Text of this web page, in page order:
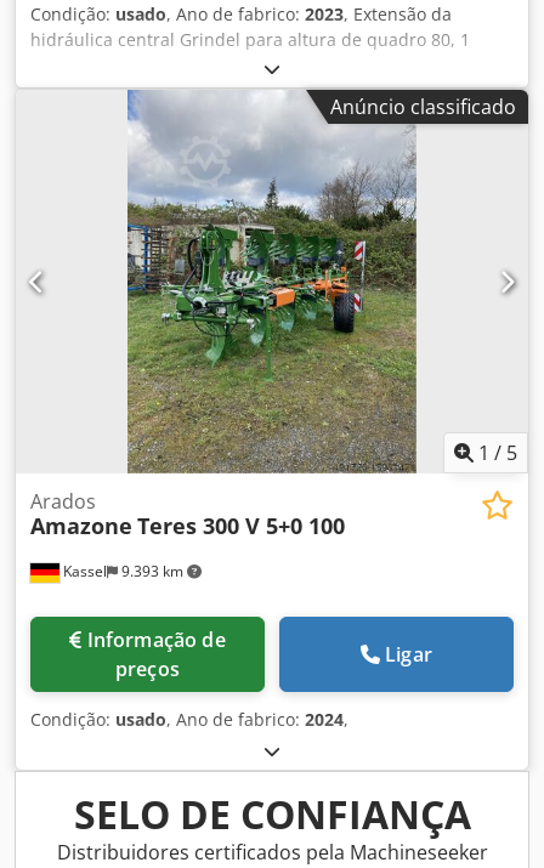
Condição: usado, Ano de fabrico: 2023, Extensão da
hidráulica central Grindel para altura de quadro 80, 1
corpo de arado STW / 35, 1 par de lâminas de aiveca 430, 1
par de bicos de aiveca HD, 1 par de chapas de inserção
para STW / 35, 1 par de suportes de disco-ceifador para
disco-ceifador Variopf D 500 dentado e/ou com suspensão
por mola, 1 Dodor Ucigjpfx Aamjkr
Anúncio classificado
1 / 5
Kassel 9.393 km
Arados
Amazone Teres 300 V 5+0 100
preços
Ligar
Condição: usado, Ano de fabrico: 2024,
SELO DE CONFIANÇA
Distribuidores certificados pela Machineseeker